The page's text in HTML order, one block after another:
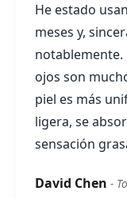
He estado
meses y,
notablemente.
ojos son
piel es más
ligera, se
sensación
David Chen -